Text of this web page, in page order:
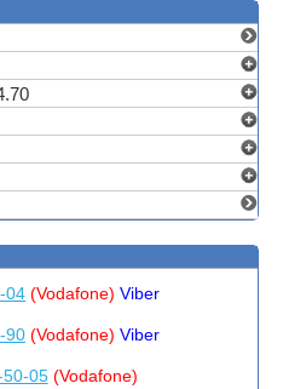
04 (Vodafone)Viber
90 (Vodafone)Viber
05(Vodafone)